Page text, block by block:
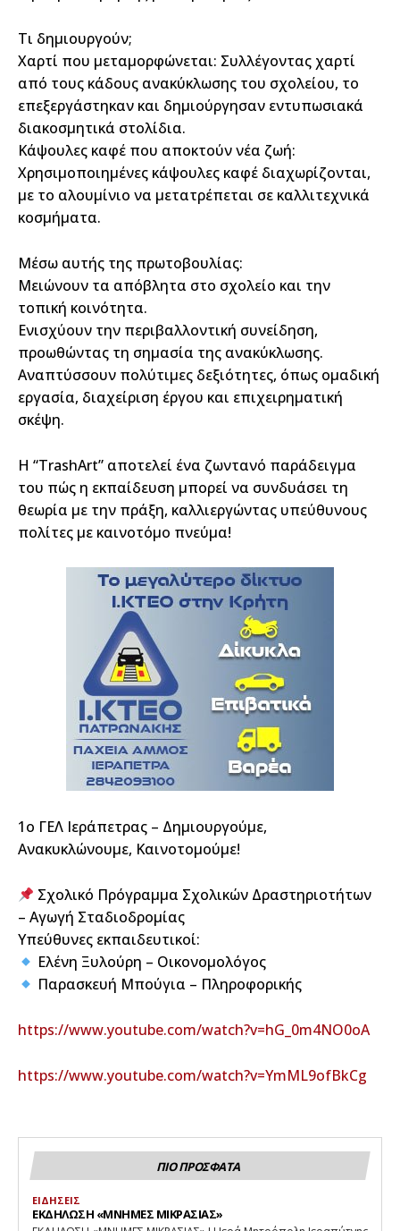
Τι δημιουργούν;
Χαρτί που μεταμορφώνεται: Συλλέγοντας χαρτί
από τους κάδους ανακύκλωσης του σχολείου, το
επεξεργάστηκαν και δημιούργησαν εντυπωσιακά
διακοσμητικά στολίδια.
Κάψουλες καφέ που αποκτούν νέα ζωή:
Χρησιμοποιημένες κάψουλες καφέ διαχωρίζονται,
με το αλουμίνιο να μετατρέπεται σε καλλιτεχνικά
κοσμήματα.
Μέσω αυτής της πρωτοβουλίας:
Μειώνουν τα απόβλητα στο σχολείο και την
τοπική κοινότητα.
Ενισχύουν την περιβαλλοντική συνείδηση,
προωθώντας τη σημασία της ανακύκλωσης.
Αναπτύσσουν πολύτιμες δεξιότητες, όπως ομαδική
εργασία, διαχείριση έργου και επιχειρηματική
σκέψη.
Η “TrashArt” αποτελεί ένα ζωντανό παράδειγμα
του πώς η εκπαίδευση μπορεί να συνδυάσει τη
θεωρία με την πράξη, καλλιεργώντας υπεύθυνους
πολίτες με καινοτόμο πνεύμα!
1ο ΓΕΛ Ιεράπετρας – Δημιουργούμε,
Ανακυκλώνουμε, Καινοτομούμε!
Σχολικό Πρόγραμμα Σχολικών Δραστηριοτήτων
– Αγωγή Σταδιοδρομίας
Υπεύθυνες εκπαιδευτικοί:
Ελένη Ξυλούρη – Οικονομολόγος
Παρασκευή Μπούγια – Πληροφορικής
https://www.youtube.com/watch?v=hG_0m4NO0oA
https://www.youtube.com/watch?v=YmML9ofBkCg
ΠΙΟ ΠΡΟΣΦΑΤΑ
ΕΙΔΗΣΕΙΣ
ΕΚΔΗΛΩΣΗ «ΜΝΗΜΕΣ ΜΙΚΡΑΣΙΑΣ»